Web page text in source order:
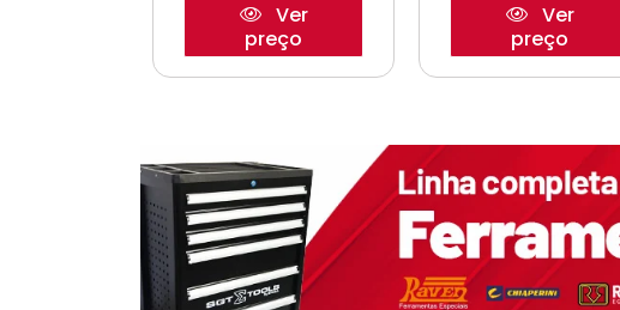
Ver
preço
Ver
preço